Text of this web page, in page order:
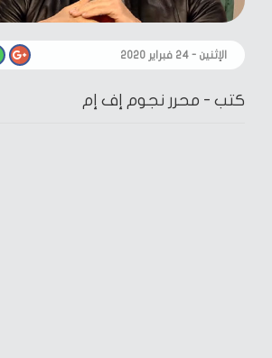
الإثنين - ٢٤ فبراير ٢٠٢٠
كتب - محرر نجوم إف إم